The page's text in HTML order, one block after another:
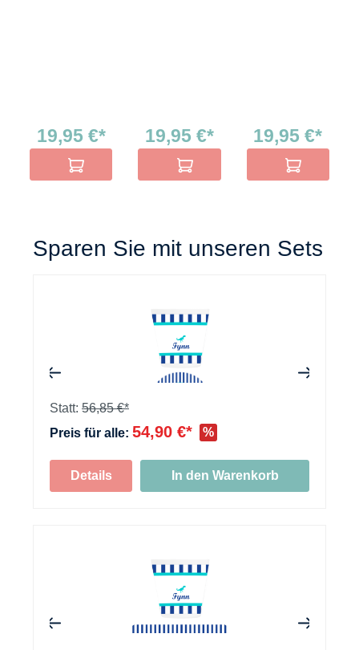
19,95 €*
In den Warenkorb
19,95 €*
In den Warenkorb
19,95 €*
In den
Sparen Sie mit unseren Sets
Statt: 56,85 €*
Preis für alle: 54,90 €* %
Details In den Warenkorb